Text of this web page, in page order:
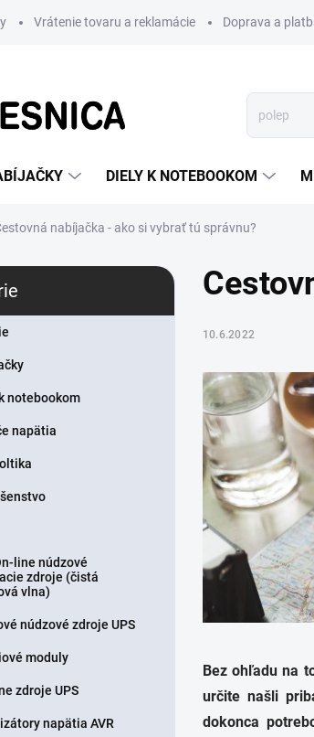
Vrátenie tovaru a reklamácie Doprava a
DIELY K NOTEBOOKOM
nabíjačka - ako si vybrať tú správnu?
notebookom
napätia
line núdzové
zdroje (čistá
vlna)
núdzové zdroje UPS
moduly
zdroje UPS
napätia AVR
10.6.2022
Bez ohľadu na
určite našli
dokonca